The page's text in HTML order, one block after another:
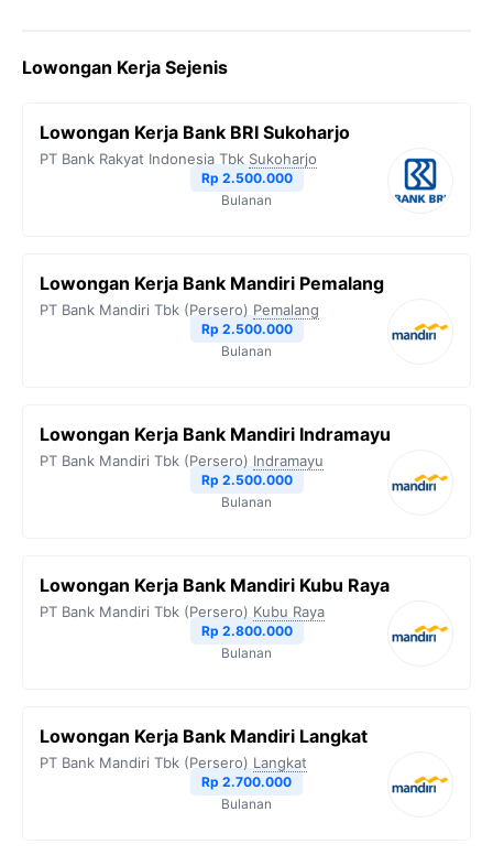
e
o
t
e
e
r
t
A
y
n
k
Lowongan Kerja Sejenis
Lowongan Kerja Bank BRI Sukoharjo
PT Bank Rakyat Indonesia Tbk Sukoharjo
Rp 2.500.000
Bulanan
Lowongan Kerja Bank Mandiri Pemalang
PT Bank Mandiri Tbk (Persero) Pemalang
Rp 2.500.000
Bulanan
Lowongan Kerja Bank Mandiri Indramayu
PT Bank Mandiri Tbk (Persero) Indramayu
Rp 2.500.000
Bulanan
Lowongan Kerja Bank Mandiri Kubu Raya
PT Bank Mandiri Tbk (Persero) Kubu Raya
Rp 2.800.000
Bulanan
Lowongan Kerja Bank Mandiri Langkat
PT Bank Mandiri Tbk (Persero) Langkat
Rp 2.700.000
Bulanan